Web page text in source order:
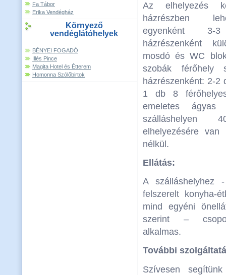
Fa Tábor
Erika Vendégház
Környező
vendéglátóhelyek
BÉNYEI FOGADÓ
Illés Pince
Magita Hotel és Étterem
Homonna Szólőbirtok
Az elhelyezés
házrészben
egyenként
házrészenként
mosdó és WC
szobák férőhely
házrészenként: 2-2
1 db 8
emeletes ágyas
elhelyezésére van
nélkül.
Ellátás:
A szálláshelyhez
felszerelt konyha-
mind egyéni
szerint –
alkalmas.
További
Szívesen